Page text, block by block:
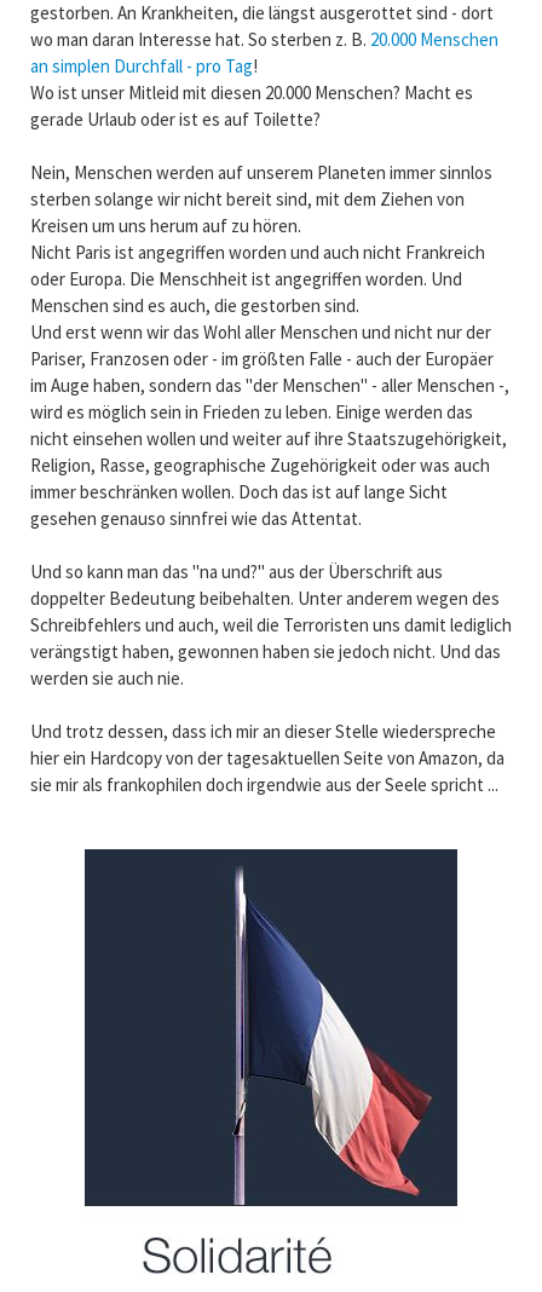
gestorben. An Krankheiten, die längst ausgerottet sind - dort
wo man daran Interesse hat. So sterben z. B. 20.000 Menschen
an simplen Durchfall - pro Tag!
Wo ist unser Mitleid mit diesen 20.000 Menschen? Macht es
gerade Urlaub oder ist es auf Toilette?
Nein, Menschen werden auf unserem Planeten immer sinnlos
sterben solange wir nicht bereit sind, mit dem Ziehen von
Kreisen um uns herum auf zu hören.
Nicht Paris ist angegriffen worden und auch nicht Frankreich
oder Europa. Die Menschheit ist angegriffen worden. Und
Menschen sind es auch, die gestorben sind.
Und erst wenn wir das Wohl aller Menschen und nicht nur der
Pariser, Franzosen oder - im größten Falle - auch der Europäer
im Auge haben, sondern das "der Menschen" - aller Menschen -,
wird es möglich sein in Frieden zu leben. Einige werden das
nicht einsehen wollen und weiter auf ihre Staatszugehörigkeit,
Religion, Rasse, geographische Zugehörigkeit oder was auch
immer beschränken wollen. Doch das ist auf lange Sicht
gesehen genauso sinnfrei wie das Attentat.
Und so kann man das "na und?" aus der Überschrift aus
doppelter Bedeutung beibehalten. Unter anderem wegen des
Schreibfehlers und auch, weil die Terroristen uns damit lediglich
verängstigt haben, gewonnen haben sie jedoch nicht. Und das
werden sie auch nie.
Und trotz dessen, dass ich mir an dieser Stelle wiederspreche
hier ein Hardcopy von der tagesaktuellen Seite von Amazon, da
sie mir als frankophilen doch irgendwie aus der Seele spricht ...